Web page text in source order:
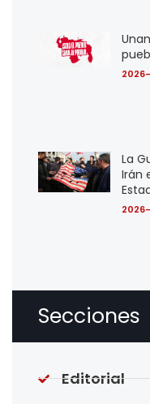
La
Irán
Secciones
Editorial